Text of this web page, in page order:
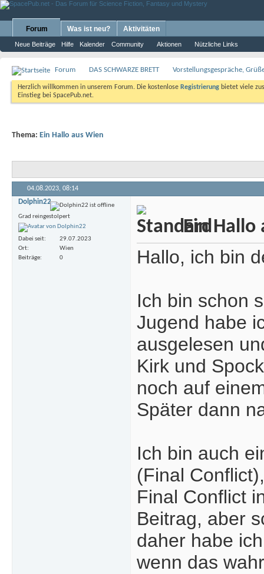
Forum
Neue Beiträge Hilfe Kalender Community Aktionen Nützliche Links
Was ist neu? Aktivitäten
Forum DAS SCHWARZE BRETT Vorstellungsgespräche,
Herzlich willkommen in unserem Forum. Die kostenlose Registrierung bietet viele
Einstieg bei SpacePub.net.
Thema: Ein Hallo aus Wien
04.08.2023, 08:14
Dolphin22
Grad reingestolpert
Dabei seit
29.07.2023
Ort
Wien
Beiträge
0
Ein Hallo
Hallo, ich bin
Ich bin schon
Jugend habe
ausgelesen
Kirk und
noch auf
Später dann
Ich bin auch
(Final
Final Conflict
Beitrag, aber
daher habe
wenn das